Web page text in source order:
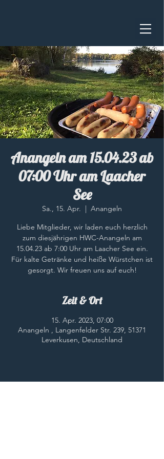
Anangeln am 15.04.23 ab
07:00 Uhr am Laacher
See
Sa., 15. Apr.
  |
Anangeln
Liebe Mitglieder, wir laden euch herzlich
zum diesjährigen HWC-Anangeln am
15.04.23 ab 7:00 Uhr am Laacher See ein.
Für kalte Getränke und heiße Würstchen ist
gesorgt. Wir freuen uns auf euch!
Zeit & Ort
15. Apr. 2023, 07:00
Anangeln , Langenfelder Str. 239, 51371
Leverkusen, Deutschland